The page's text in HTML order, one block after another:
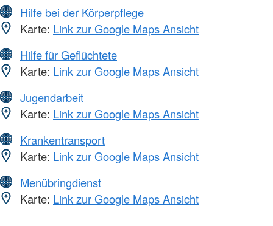
Hilfe bei der Körperpflege
Karte: Link zur Google Maps Ansicht
Hilfe für Geflüchtete
Karte: Link zur Google Maps Ansicht
Jugendarbeit
Karte: Link zur Google Maps Ansicht
Krankentransport
Karte: Link zur Google Maps Ansicht
Menübringdienst
Karte: Link zur Google Maps Ansicht